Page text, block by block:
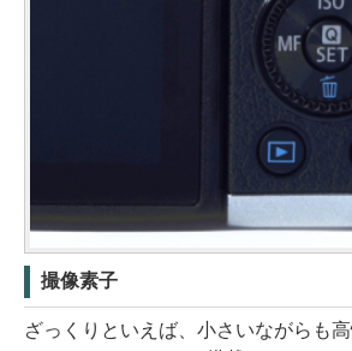
撮像素子
ざっくりといえば、小さいながらも